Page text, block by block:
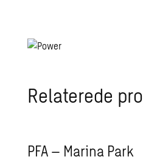
Relaterede
PFA – Marina Park